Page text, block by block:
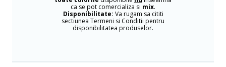
ca se pot comercializa si mix.
Disponibilitate: Va rugam sa cititi
sectiunea Termeni si Conditii pentru
disponibilitatea produselor.